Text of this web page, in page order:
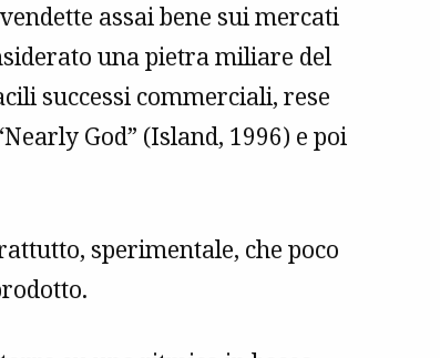
assai bene sui mercati
una pietra miliare del
successi commerciali, rese
God” (Island, 1996) e poi
sperimentale, che poco